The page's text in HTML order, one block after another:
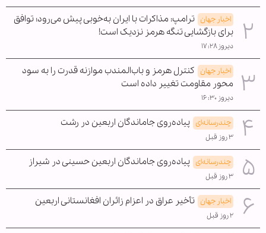
اخبار جهان ترامپ: مذاکرات با ایران به‌خوبی پیش می‌رود؛ توافق
برای بازگشایی تنگه هرمز نزدیک است!
دیروز ۱۷:۲۸
اخبار جهان کنترل هرمز و باب‌المندب موازنه قدرت را به سود
محور مقاومت تغییر داده است
دیروز ۱۶:۳۰
چندرسانه‌ای پیاده‌روی جاماندگان اربعین در رشت
۳ روز قبل
چندرسانه‌ای پیاده‌روی جاماندگان اربعین حسینی در شیراز
۳ روز قبل
اخبار جهان تأخیر عراق در اعزام زائران افغانستانی اربعین
۲ روز قبل